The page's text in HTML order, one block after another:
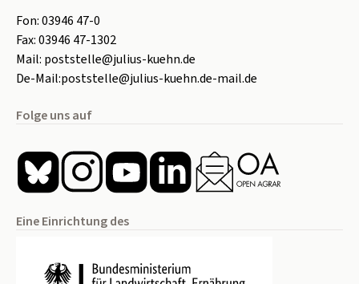
Fon:03946 47-0
Fax:03946 47-1302
Mail: poststelle@julius-kuehn.de
De-Mail:poststelle@julius-kuehn.de-mail.de
Folge uns auf
Eine Einrichtung des